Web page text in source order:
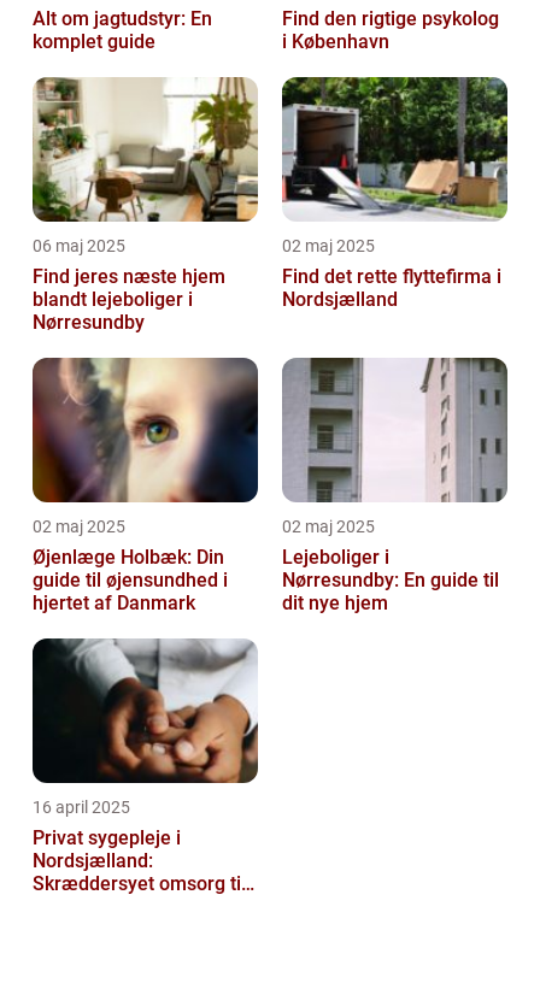
Alt om jagtudstyr: En
komplet guide
Find den rigtige psykolog
i København
06 maj 2025
Find jeres næste hjem
blandt lejeboliger i
Nørresundby
02 maj 2025
Find det rette flyttefirma i
Nordsjælland
02 maj 2025
Øjenlæge Holbæk: Din
guide til øjensundhed i
hjertet af Danmark
02 maj 2025
Lejeboliger i
Nørresundby: En guide til
dit nye hjem
16 april 2025
Privat sygepleje i
Nordsjælland:
Skræddersyet omsorg til